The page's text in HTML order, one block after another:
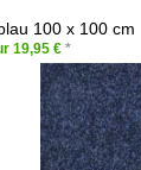
100 x 100 cm
19,95 € *